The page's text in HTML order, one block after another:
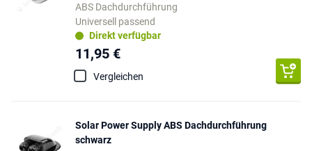
ABS Dachdurchführung
Universell passend
Direkt verfügbar
11,95 €
Vergleichen
Solar Power Supply ABS Dachdurchführung
schwarz